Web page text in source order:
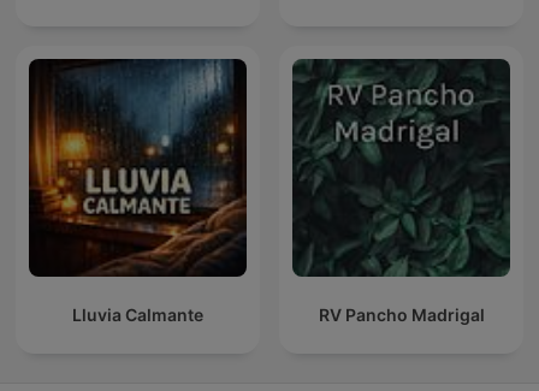
Lluvia Calmante RV Pancho Madrigal